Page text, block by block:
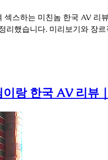
섹스하는 미친놈 한국 AV 리
리했습니다. 미리보기와 장
랑 한국 AV 리뷰